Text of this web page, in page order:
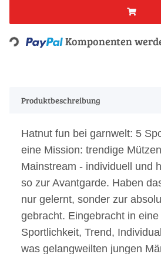
Loading... Komponenten
Produktbeschreibung
Hatnut fun bei garnwelt: 5
eine Mission: trendige
Mainstream - individuell und
so zur Avantgarde. Haben
nur gelernt, sonder zur
gebracht. Eingebracht in
Sportlichkeit, Trend,
was gelangweilten jungen